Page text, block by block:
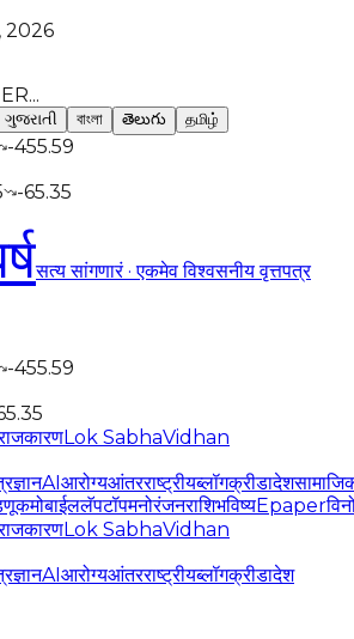
2026
ગુજરાતી বাংলা తెలుగు தமிழ்
-455.59
-65.35
सत्य सांगणारं · एकमेव विश्वसनीय वृत्तपत्र
-455.59
Lok SabhaVidhan
AIआरोग्यआंतरराष्ट्रीयब्लॉगक्रीडादेश
मोबाईललॅपटॉपमनोरंजनराशिभविष्यEpaper
Lok SabhaVidhan
AIआरोग्यआंतरराष्ट्रीयब्लॉगक्रीडादेश